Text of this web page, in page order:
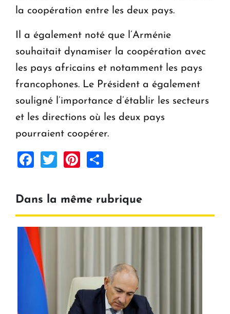
la coopération entre les deux pays.
Il a également noté que l’Arménie
souhaitait dynamiser la coopération avec
les pays africains et notamment les pays
francophones. Le Président a également
souligné l’importance d’établir les secteurs
et les directions où les deux pays
pourraient coopérer.
Facebook
TwitterPinterest
Dans la même rubrique